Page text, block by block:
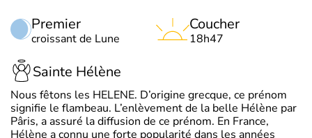
Premier
croissant de Lune
Coucher
18h47
Sainte Hélène
Nous fêtons les HELENE. D’origine grecque, ce prénom
signifie le flambeau. L’enlèvement de la belle Hélène par
Pâris, a assuré la diffusion de ce prénom. En France,
Hélène a connu une forte popularité dans les années